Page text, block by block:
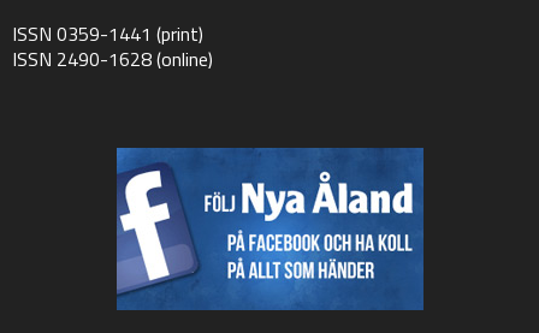
ISSN 0359-1441 (print)
ISSN 2490-1628 (online)